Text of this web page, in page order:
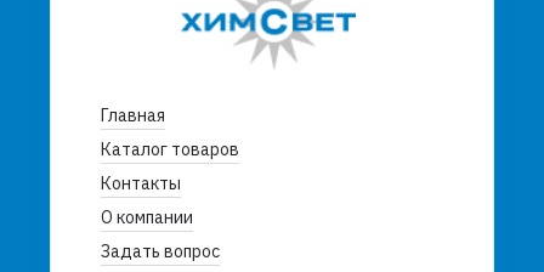
Главная
Каталог товаров
Контакты
О компании
Задать вопрос